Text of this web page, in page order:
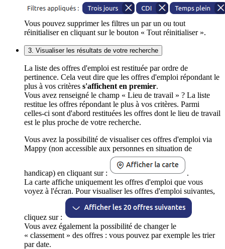
Vous pouvez supprimer les filtres un par un ou tout
réinitialiser en cliquant sur le bouton « Tout réinitialiser ».
3. Visualiser les résultats de votre recherche
La liste des offres d'emploi est restituée par ordre de
pertinence. Cela veut dire que les offres d'emploi répondant le
plus à vos critères s'affichent en premier.
Vous avez renseigné le champ « Lieu de travail » ? La liste
restitue les offres répondant le plus à vos critères. Parmi
celles-ci sont d'abord restituées les offres dont le lieu de travail
est le plus proche de votre recherche.
Vous avez la possibilité de visualiser ces offres d'emploi via
Mappy (non accessible aux personnes en situation de
handicap) en cliquant sur :
.
La carte affiche uniquement les offres d'emploi que vous
voyez à l'écran. Pour visualiser les offres d'emploi suivantes,
cliquez sur :
Vous avez également la possibilité de changer le
« classement » des offres : vous pouvez par exemple les trier
par date.